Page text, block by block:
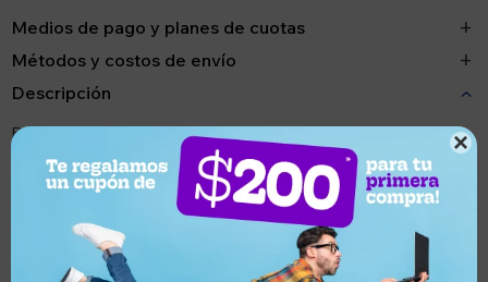

Medios de pago y planes de cuotas
Métodos y costos de envío
Descripción
Barra recta maciza con tuercas y discos revestidos en goma - la
mejor calidad